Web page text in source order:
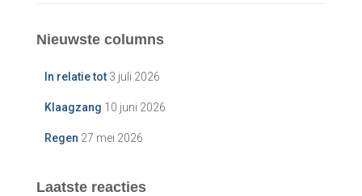
Nieuwste columns
In relatie tot 3 juli 2026
Klaagzang 10 juni 2026
Regen 27 mei 2026
Laatste reacties